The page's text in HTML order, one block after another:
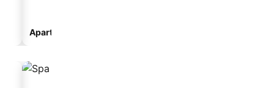
Apart-hotel